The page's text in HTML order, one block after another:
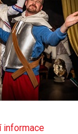
informace